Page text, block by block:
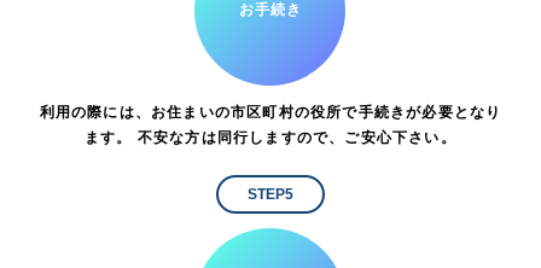
お手続き
利用の際には、お住まいの市区町村の役所で手続きが必要となり
ます。 不安な方は同行しますので、ご安心下さい。
STEP5